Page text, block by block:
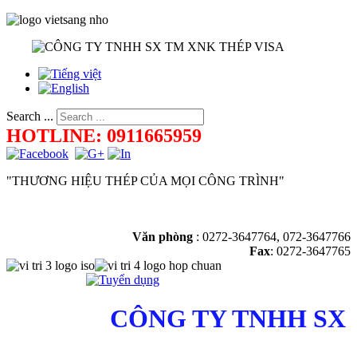
Search ...
HOTLINE: 0911665959
"THƯƠNG HIỆU THÉP CỦA MỌI CÔNG TRÌNH"
Văn phòng : 0272-3647764, 072-3647766
Fax: 0272-3647765
CÔNG TY TNHH SX